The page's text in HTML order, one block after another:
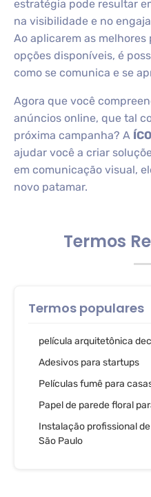
estratégia pode resultar
na visibilidade e no
Ao aplicarem as
opções disponíveis, é
como se comunica e se
Agora que você
anúncios online, que tal
próxima campanha? A
ajudar você a criar
em comunicação visual,
novo patamar.
Termos
Termos populares
película arquitetônica
Adesivos para startups
Películas fumê para
Papel de parede floral
Instalação profissional
São Paulo